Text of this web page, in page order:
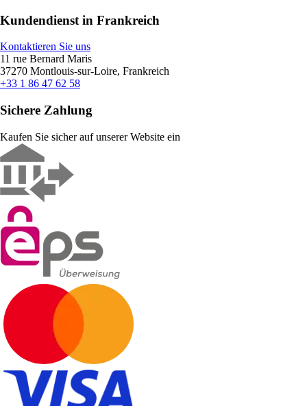
Kundendienst in Frankreich
Kontaktieren Sie uns
11 rue Bernard Maris
37270 Montlouis-sur-Loire, Frankreich
+33 1 86 47 62 58
Sichere Zahlung
Kaufen Sie sicher auf unserer Website ein